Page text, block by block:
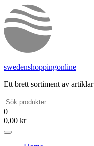
Hoppa
till
innehållet
swedenshoppingonline
Ett brett sortiment av artiklar
0
0,00 kr